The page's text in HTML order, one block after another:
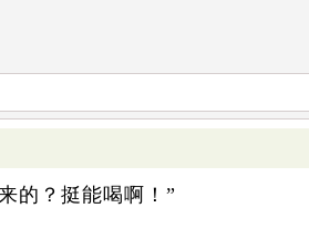
的？挺能喝啊！”